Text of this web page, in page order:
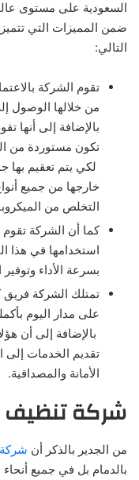
السعودية على مستوى
ضمن المميزات التي
التالي:
تقوم الشركة
من خلالها الوصول
بالإضافة إلى أنها
تكون مستوردة من
لكي يتم تعقيم بها
خارجها من جميع
التخلص من
كما أن الشركة تقوم
استخدامها في هذا
بسرعة الأداء
تمتلك الشركة فريق
على مدار اليوم
بالإضافة إلى أن
تقديم الخدمات
الأمانة والمصداقية.
شركة تنظيف
من الجدير بالذكر أن شركة
بالدمام بل في جميع أنحاء